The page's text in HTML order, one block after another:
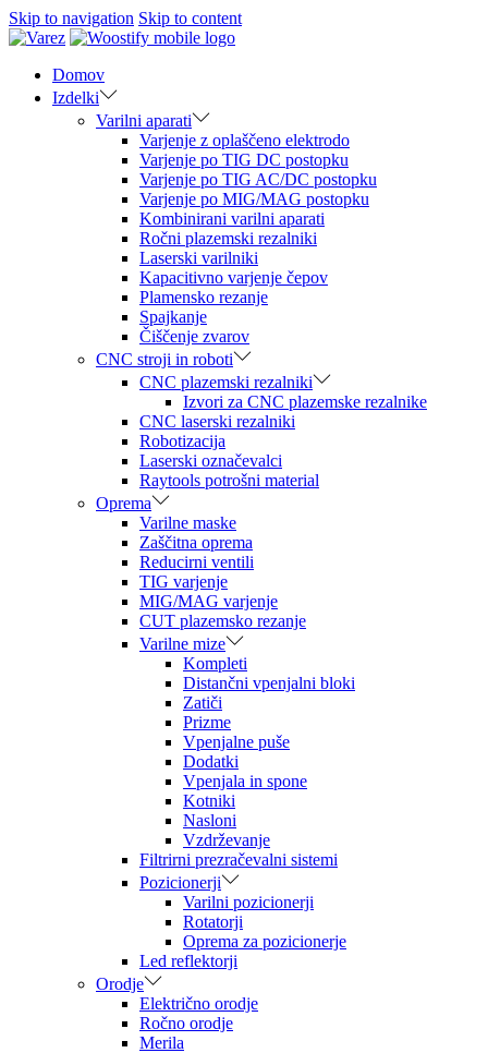
Skip to navigation Skip to content
Domov
Izdelki
Varilni aparati
Varjenje z oplaščeno elektrodo
Varjenje po TIG DC postopku
Varjenje po TIG AC/DC postopku
Varjenje po MIG/MAG postopku
Kombinirani varilni aparati
Ročni plazemski rezalniki
Laserski varilniki
Kapacitivno varjenje čepov
Plamensko rezanje
Spajkanje
Čiščenje zvarov
CNC stroji in roboti
CNC plazemski rezalniki
Izvori za CNC plazemske rezalnike
CNC laserski rezalniki
Robotizacija
Laserski označevalci
Raytools potrošni material
Oprema
Varilne maske
Zaščitna oprema
Reducirni ventili
TIG varjenje
MIG/MAG varjenje
CUT plazemsko rezanje
Varilne mize
Kompleti
Distančni vpenjalni bloki
Zatiči
Prizme
Vpenjalne puše
Dodatki
Vpenjala in spone
Kotniki
Nasloni
Vzdrževanje
Filtrirni prezračevalni sistemi
Pozicionerji
Varilni pozicionerji
Rotatorji
Oprema za pozicionerje
Led reflektorji
Orodje
Električno orodje
Ročno orodje
Merila